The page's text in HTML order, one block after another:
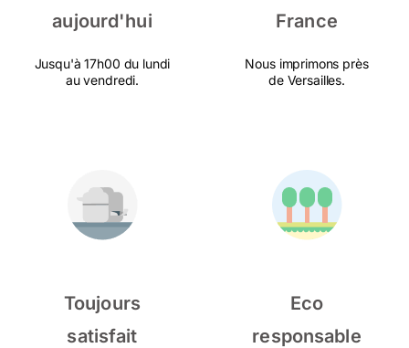
aujourd'hui
Jusqu'à 17h00 du lundi
au vendredi.
France
Nous imprimons près
de Versailles.
Toujours
satisfait
Eco
responsable